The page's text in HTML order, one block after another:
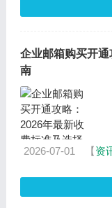
企业邮箱购买开
南
2026-07-01 【资